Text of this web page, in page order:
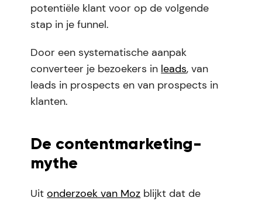
potentiële klant voor op de volgende
stap in je funnel.
Door een systematische aanpak
converteer je bezoekers in leads, van
leads in prospects en van prospects in
klanten.
De contentmarketing-
mythe
Uitonderzoek van Moz blijkt dat de